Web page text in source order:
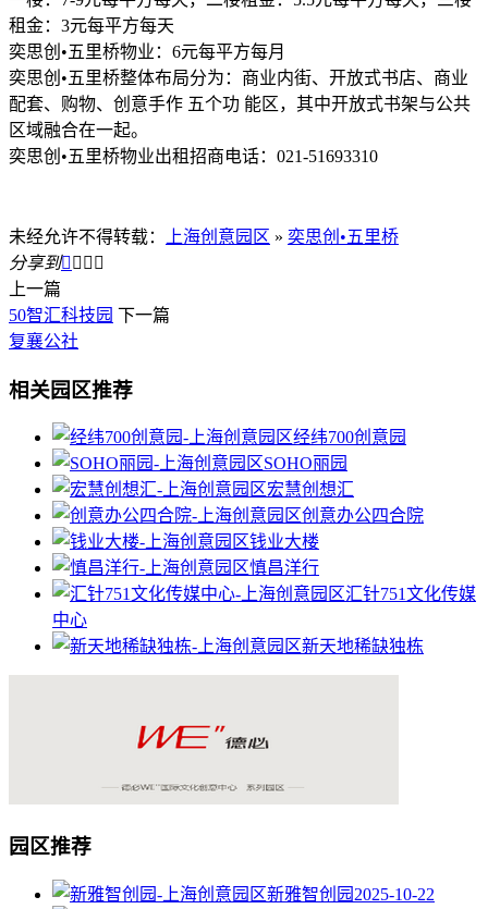
租金：3元每平方每天
奕思创•五里桥物业：6元每平方每月
奕思创•五里桥整体布局分为：商业内街、开放式书店、商业
配套、购物、创意手作 五个功 能区，其中开放式书架与公共
区域融合在一起。
奕思创•五里桥物业出租招商电话：021-51693310
未经允许不得转载： 上海创意园区 » 奕思创•五里桥
分享到   
上一篇
50智汇科技园 下一篇
复襄公社
相关园区推荐
经纬700创意园
SOHO丽园
宏慧创想汇
创意办公四合院
钱业大楼
慎昌洋行
汇针751文化传媒
中心
新天地稀缺独栋
园区推荐
新雅智创园 2025-10-22